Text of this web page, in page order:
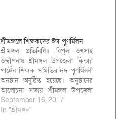
শ্রীমঙ্গলে শিক্ষকদের ঈদ পুণর্মিলন
শ্রীমঙ্গল প্রতিনিধি॥ বিপুল উৎসাহ
উদ্দীপনায় শ্রীমঙ্গল উপজেলা কিন্ডার
গার্টেন শিক্ষক সমিতির ঈদ পুণর্মিলনী
অনষ্ঠান অনুষ্ঠিত হয়েছে। অনুষ্ঠানের
আলোচনা সভায় শ্রীমঙ্গল উপজেলা
কিন্ডার গার্টেন শিক্ষক সমিতির
সাংগঠনিক স¤পাদক মোঃ
September 16, 2017
In "শ্রীমঙ্গল"